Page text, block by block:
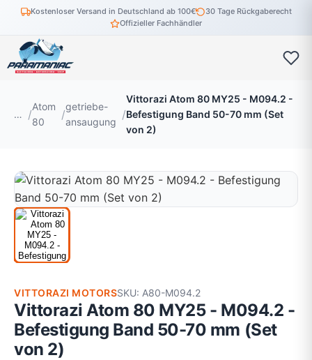
Kostenloser Versand in Deutschland ab 100€
30 Tage Rückgaberecht
Offizieller Fachhändler
…
Atom
80
getriebe-
ansaugung
Vittorazi Atom 80 MY25 - M094.2 -
Befestigung Band 50-70 mm (Set
von 2)
VITTORAZI MOTORSSKU: A80-M094.2
Vittorazi Atom 80 MY25 - M094.2 -
Befestigung Band 50-70 mm (Set
von 2)